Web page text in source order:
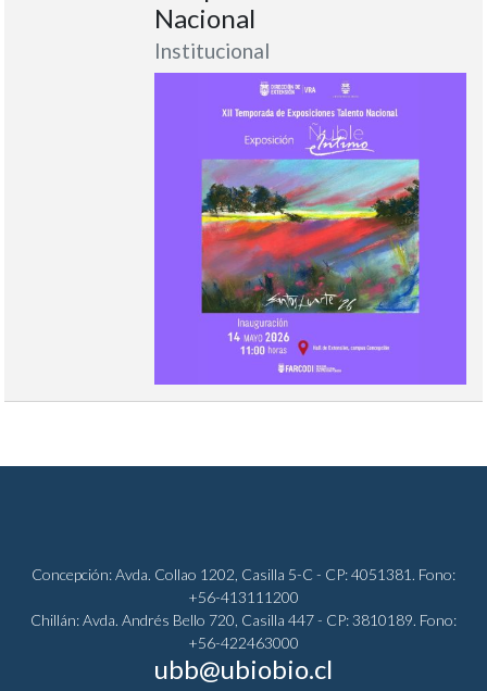
Nacional
Institucional
Concepción: Avda. Collao 1202, Casilla 5-C - CP: 4051381. Fono:
+56-413111200
Chillán: Avda. Andrés Bello 720, Casilla 447 - CP: 3810189. Fono:
+56-422463000
ubb@ubiobio.cl